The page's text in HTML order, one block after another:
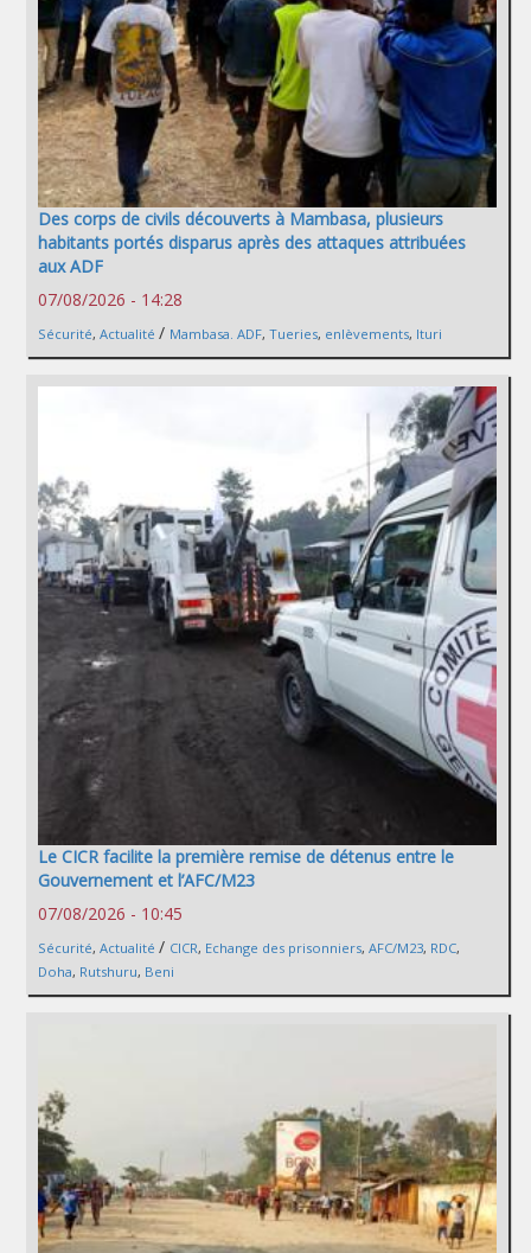
Des corps de civils découverts à Mambasa, plusieurs
habitants portés disparus après des attaques attribuées
aux ADF
07/08/2026 - 14:28
Sécurité, Actualité / Mambasa. ADF, Tueries, enlèvements, Ituri
Le CICR facilite la première remise de détenus entre le
Gouvernement et l’AFC/M23
07/08/2026 - 10:45
Sécurité, Actualité / CICR, Echange des prisonniers, AFC/M23, RDC,
Doha, Rutshuru, Beni